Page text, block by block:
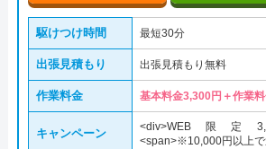
駆けつけ時間 最短30分
出張見積もり 出張見積もり無料
作業料金 基本料金3,300円＋作業
キャンペーン
<div>WEB限定
<span>※10,000円以上